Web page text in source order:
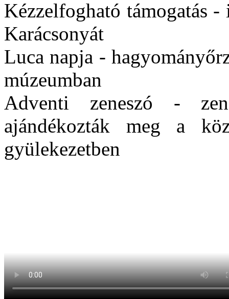
Kézzelfogható támogatás
Karácsonyát
Luca napja -
múzeumban
Adventi zeneszó -
ajándékozták meg a
gyülekezetben